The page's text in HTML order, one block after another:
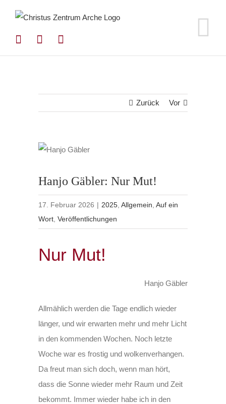
springen
Zurück Vor
Hanjo Gäbler: Nur Mut!
17. Februar 2026 | 2025 ,Allgemein ,Auf ein
Wort ,Veröffentlichungen
Nur Mut!
Hanjo Gäbler
Allmählich werden die Tage endlich wieder
länger, und wir erwarten mehr und mehr Licht
in den kommenden Wochen. Noch letzte
Woche war es frostig und wolkenverhangen.
Da freut man sich doch, wenn man hört,
dass die Sonne wieder mehr Raum und Zeit
bekommt. Immer wieder habe ich in den